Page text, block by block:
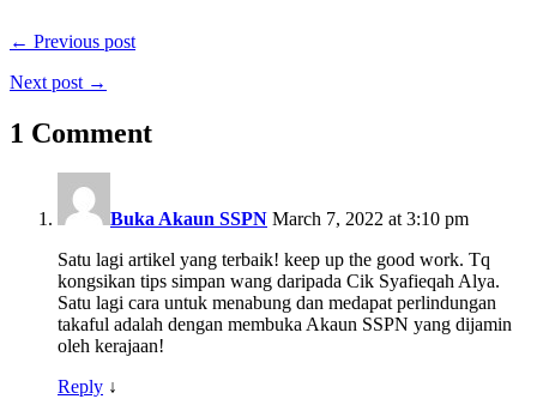
← Previous post
Next post →
1 Comment
Buka Akaun SSPN March 7, 2022 at 3:10 pm
Satu lagi artikel yang terbaik! keep up the good work. Tq
kongsikan tips simpan wang daripada Cik Syafieqah Alya.
Satu lagi cara untuk menabung dan medapat perlindungan
takaful adalah dengan membuka Akaun SSPN yang dijamin
oleh kerajaan!
Reply ↓